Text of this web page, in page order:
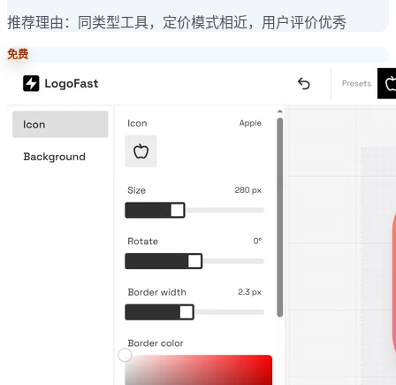
推荐理由： 同类型工具，定价模式相近，用户评价优秀
免费